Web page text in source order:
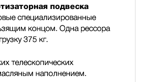
подвеска
специализированные
концом. Одна рессора
375 кг.
телескопических
наполнением.